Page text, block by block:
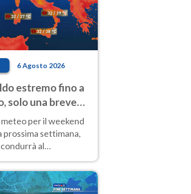
6 Agosto 2026
estremo fino a
solo una breve
dove per il weekend
prossima settimana,
al
molto elevate